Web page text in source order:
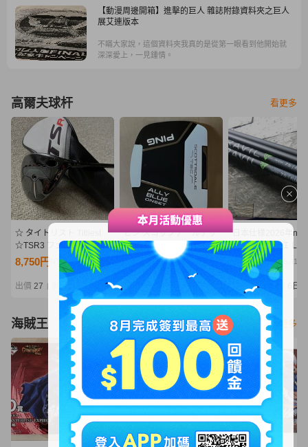
後還是好划算。
【動漫周邊開箱】進擊的巨人 雜誌附錄資料夾之巨人
展艾連版本
不瞞大家說，這個資料夾我真的是從第一眼看到他開始就
深深愛上，一見鍾情。
高爾夫球杆 看更多
☆ タイトリスト Titliest
☆TSR3 フェアウェイウ
ッド 5W 18° TENSEI 1K
BLUE 55 (S) HC付
8,750円 NT1,893
出價 27 剩餘
ピン スコッツデールテッ
ク アリーブルーオンセッ
ト PING SCOTTSDALE
TEC ALLY BLUE ONSET
31,500円NT6,816
出價26 剩餘 5日
日本仕様2026年
クラＴＲＡＶＩＬ
さS/6本セット未使
25,001円NT5,410
出價26 6日
海賊王 看更多